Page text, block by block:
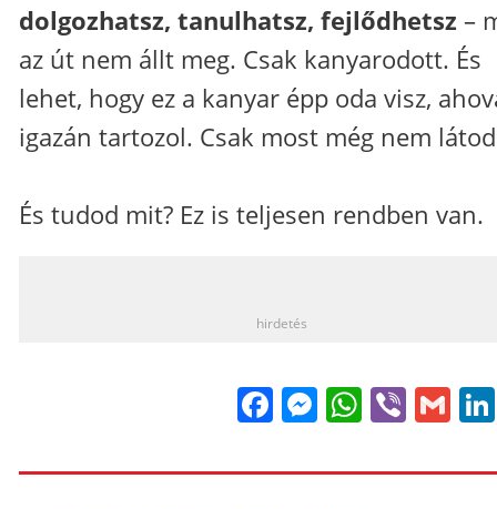
dolgozhatsz, tanulhatsz, fejlődhetsz –
az út nem állt meg. Csak kanyarodott. És
lehet, hogy ez a kanyar épp oda visz,
igazán tartozol. Csak most még nem
És tudod mit? Ez is teljesen rendben van.
hirdetés
FacebookViber